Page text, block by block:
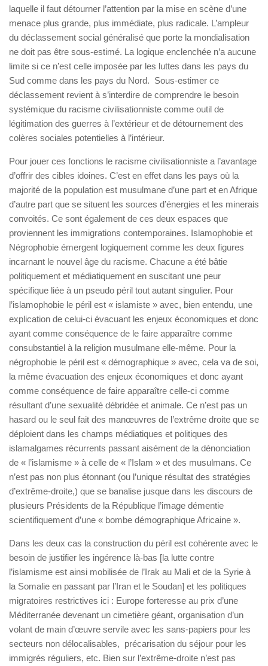
laquelle il faut détourner l’attention par la mise en scène d’une
menace plus grande, plus immédiate, plus radicale. L’ampleur
du déclassement social généralisé que porte la mondialisation
ne doit pas être sous-estimé. La logique enclenchée n’a aucune
limite si ce n’est celle imposée par les luttes dans les pays du
Sud comme dans les pays du Nord. Sous-estimer ce
déclassement revient à s’interdire de comprendre le besoin
systémique du racisme civilisationniste comme outil de
légitimation des guerres à l’extérieur et de détournement des
colères sociales potentielles à l’intérieur.
Pour jouer ces fonctions le racisme civilisationniste a l’avantage
d’offrir des cibles idoines. C’est en effet dans les pays où la
majorité de la population est musulmane d’une part et en Afrique
d’autre part que se situent les sources d’énergies et les minerais
convoités. Ce sont également de ces deux espaces que
proviennent les immigrations contemporaines. Islamophobie et
Négrophobie émergent logiquement comme les deux figures
incarnant le nouvel âge du racisme. Chacune a été bâtie
politiquement et médiatiquement en suscitant une peur
spécifique liée à un pseudo péril tout autant singulier. Pour
l’islamophobie le péril est « islamiste » avec, bien entendu, une
explication de celui-ci évacuant les enjeux économiques et donc
ayant comme conséquence de le faire apparaître comme
consubstantiel à la religion musulmane elle-même. Pour la
négrophobie le péril est « démographique » avec, cela va de soi,
la même évacuation des enjeux économiques et donc ayant
comme conséquence de faire apparaître celle-ci comme
résultant d’une sexualité débridée et animale. Ce n’est pas un
hasard ou le seul fait des manœuvres de l’extrême droite que se
déploient dans les champs médiatiques et politiques des
islamalgames récurrents passant aisément de la dénonciation
de « l’islamisme » à celle de « l’Islam » et des musulmans. Ce
n’est pas non plus étonnant (ou l’unique résultat des stratégies
d’extrême-droite,) que se banalise jusque dans les discours de
plusieurs Présidents de la République l’image démentie
scientifiquement d’une « bombe démographique Africaine ».
Dans les deux cas la construction du péril est cohérente avec le
besoin de justifier les ingérence là-bas [la lutte contre
l’islamisme est ainsi mobilisée de l’Irak au Mali et de la Syrie à
la Somalie en passant par l’Iran et le Soudan] et les politiques
migratoires restrictives ici : Europe forteresse au prix d’une
Méditerranée devenant un cimetière géant, organisation d’un
volant de main d’œuvre servile avec les sans-papiers pour les
secteurs non délocalisables, précarisation du séjour pour les
immigrés réguliers, etc. Bien sur l’extrême-droite n’est pas